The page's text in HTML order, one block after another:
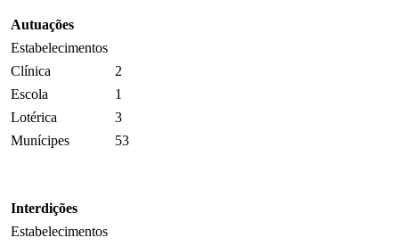
Autuações
Estabelecimentos
Clínica
2
Escola
1
Lotérica
3
Munícipes
53
Interdições
Estabelecimentos